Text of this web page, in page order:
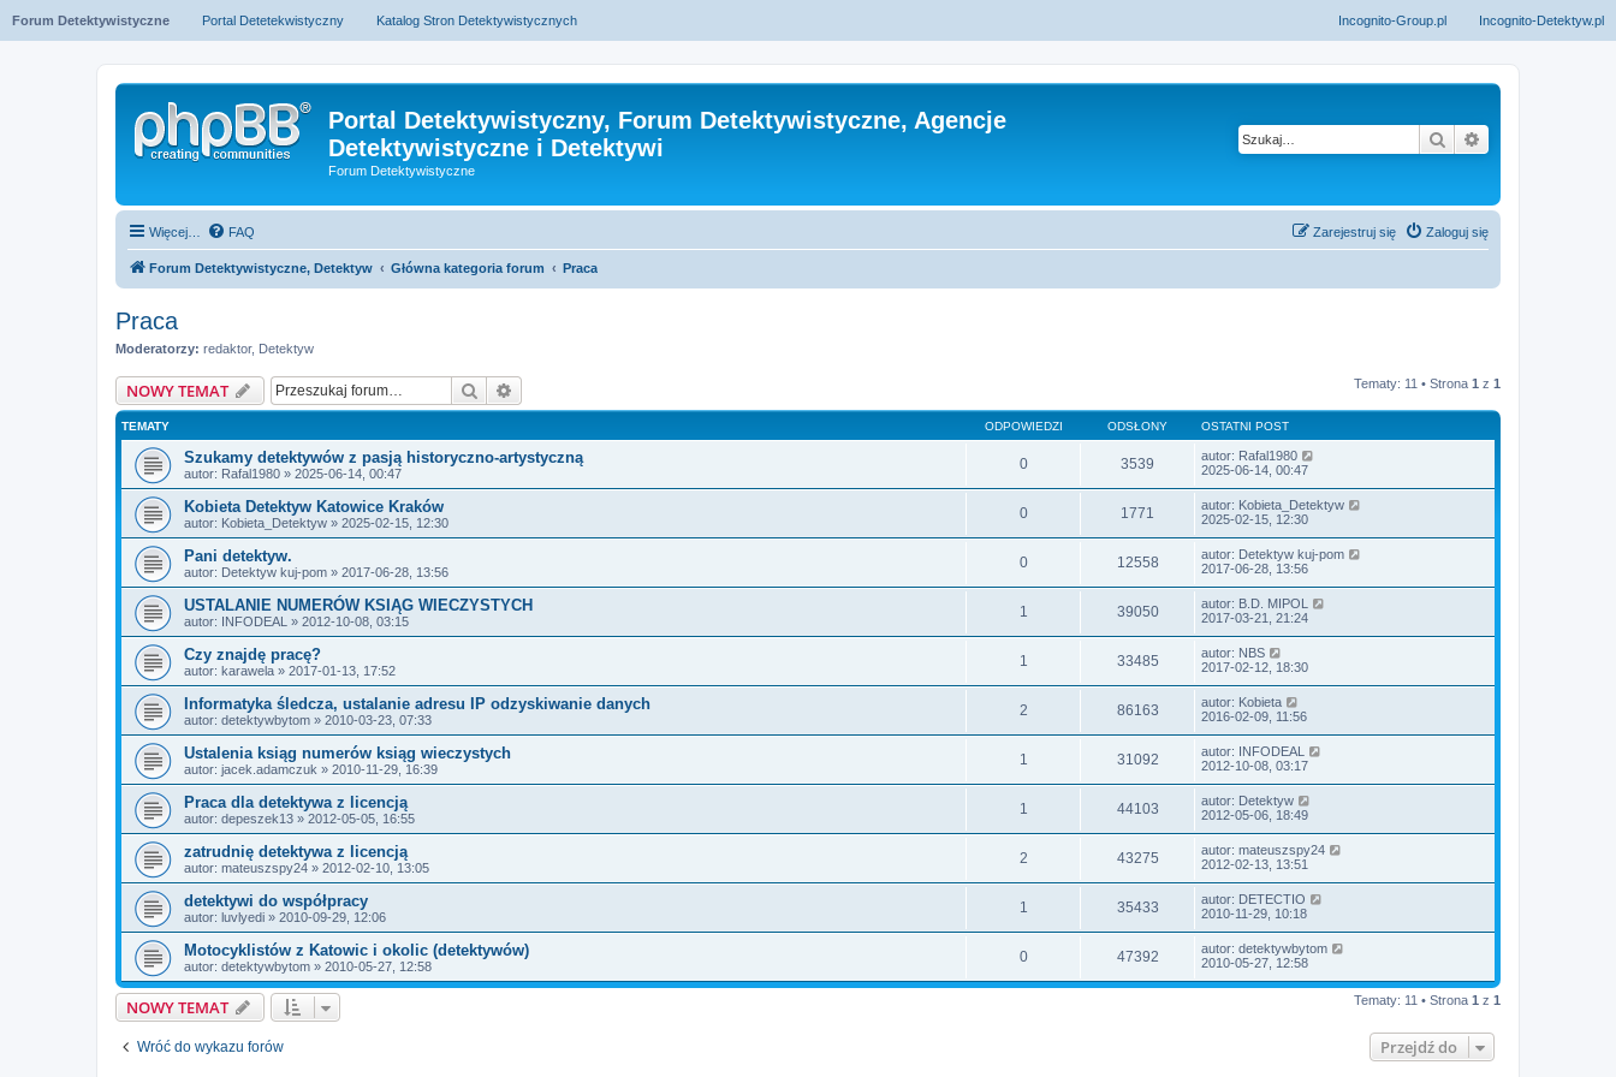
Forum Detektywistyczne Portal Detetekwistyczny Katalog Stron Detektywistycznych Incognito-Detektyw.pl
Incognito-Group.pl
Portal Detektywistyczny, Forum Detektywistyczne, Agencje
Detektywistyczne i Detektywi
Forum Detektywistyczne
Szukaj
Więcej… FAQ Zaloguj się
Zarejestruj się
Forum Detektywistyczne, Detektyw Główna kategoria forum Praca
Praca
Moderatorzy: redaktor, Detektyw
NOWY TEMAT Szukaj Tematy: 11 • Strona 1 z 1
TEMATY ODPOWIEDZI ODSŁONY OSTATNI POST
Szukamy detektywów z pasją historyczno-artystyczną
autor: Rafal1980 » 2025-06-14, 00:47
0 3539 autor: Rafal1980
2025-06-14, 00:47
Kobieta Detektyw Katowice Kraków
autor: Kobieta_Detektyw » 2025-02-15, 12:30
0 1771 autor: Kobieta_Detektyw
2025-02-15, 12:30
Pani detektyw.
autor: Detektyw kuj-pom » 2017-06-28, 13:56
0 12558 autor: Detektyw kuj-pom
2017-06-28, 13:56
USTALANIE NUMERÓW KSIĄG WIECZYSTYCH
autor: INFODEAL » 2012-10-08, 03:15
1 39050 autor: B.D. MIPOL
2017-03-21, 21:24
Czy znajdę pracę?
autor: karawela » 2017-01-13, 17:52
1 33485 autor: NBS
2017-02-12, 18:30
Informatyka śledcza, ustalanie adresu IP odzyskiwanie danych
autor: detektywbytom » 2010-03-23, 07:33
2 86163 autor: Kobieta
2016-02-09, 11:56
Ustalenia ksiąg numerów ksiąg wieczystych
autor: jacek.adamczuk » 2010-11-29, 16:39
1 31092 autor: INFODEAL
2012-10-08, 03:17
Praca dla detektywa z licencją
autor: depeszek13 » 2012-05-05, 16:55
1 44103 autor: Detektyw
2012-05-06, 18:49
zatrudnię detektywa z licencją
autor: mateuszspy24 » 2012-02-10, 13:05
2 43275 autor: mateuszspy24
2012-02-13, 13:51
detektywi do współpracy
autor: luvlyedi » 2010-09-29, 12:06
1 35433 autor: DETECTIO
2010-11-29, 10:18
Motocyklistów z Katowic i okolic (detektywów)
autor: detektywbytom » 2010-05-27, 12:58
0 47392 autor: detektywbytom
2010-05-27, 12:58
NOWY TEMAT Tematy: 11 • Strona 1 z 1
Wróć do wykazu forów Przejdź do